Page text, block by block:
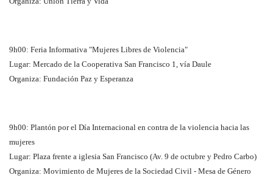
9h00: Feria Informativa "Mujeres Libres de Violencia"
Lugar: Mercado de la Cooperativa San Francisco 1, vía Daule
Organiza: Fundación Paz y Esperanza
9h00: Plantón por el Día Internacional en contra de la violencia hacia las
mujeres
Lugar: Plaza frente a iglesia San Francisco (Av. 9 de octubre y Pedro Carbo)
Organiza: Movimiento de Mujeres de la Sociedad Civil - Mesa de Género